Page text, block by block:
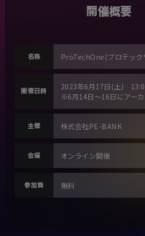
開催概要
名称 ProTechOne(プロテック
開催日時
2023年6月17日(土)
※6月14日～16日にアー
主催 株式会社PE-BANK
会場 オンライン開催
参加費 無料